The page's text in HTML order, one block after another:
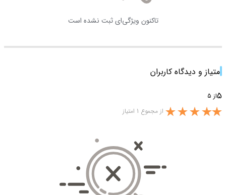
تاکنون ویژگی‌ای ثبت نشده است
امتیاز و دیدگاه کاربران
5از 5
از مجموع 1 امتیاز